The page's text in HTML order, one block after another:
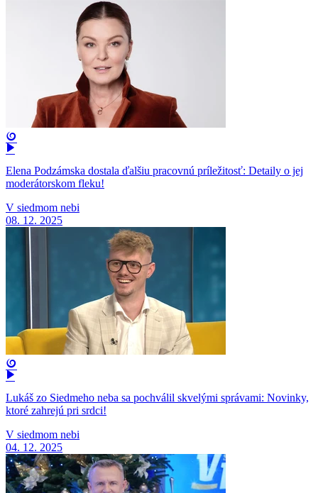
Elena Podzámska dostala ďalšiu pracovnú príležitosť: Detaily o jej
moderátorskom fleku!
V siedmom nebi
08. 12. 2025
Lukáš zo Siedmeho neba sa pochválil skvelými správami: Novinky,
ktoré zahrejú pri srdci!
V siedmom nebi
04. 12. 2025